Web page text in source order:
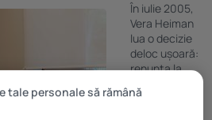
În iulie 2005,
Vera Heiman
lua o decizie
deloc ușoară:
renunța la
acțiunile pe
tale personale să rămână